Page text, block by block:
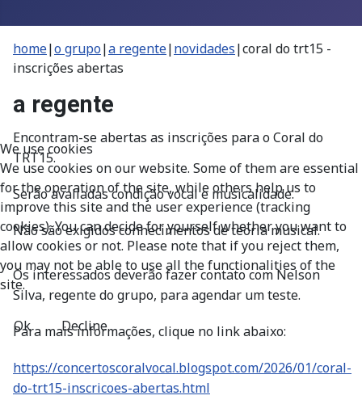
home|o grupo|a regente|novidades|coral do trt15 -
inscrições abertas
a regente
Encontram-se abertas as inscrições para o Coral do
TRT15.
Serão avaliadas condição vocal e musicalidade.
Não são exigidos conhecimentos de teoria musical.
Os interessados deverão fazer contato com Nelson
Silva, regente do grupo, para agendar um teste.
Para mais informações, clique no link abaixo:
https://concertoscoralvocal.blogspot.com/2026/01/coral-
do-trt15-inscricoes-abertas.html
We use cookies
We use cookies on our website. Some of them are essential
for the operation of the site, while others help us to
improve this site and the user experience (tracking
cookies). You can decide for yourself whether you want to
allow cookies or not. Please note that if you reject them,
you may not be able to use all the functionalities of the
site.
Ok Decline